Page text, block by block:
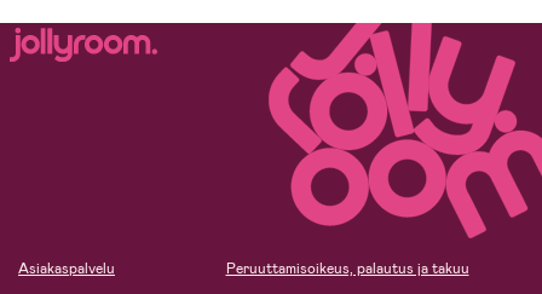
Asiakaspalvelu
Peruuttamisoikeus, palautus ja takuu